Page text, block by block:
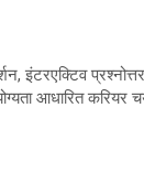
इंटरएक्टिव
आधारित करियर